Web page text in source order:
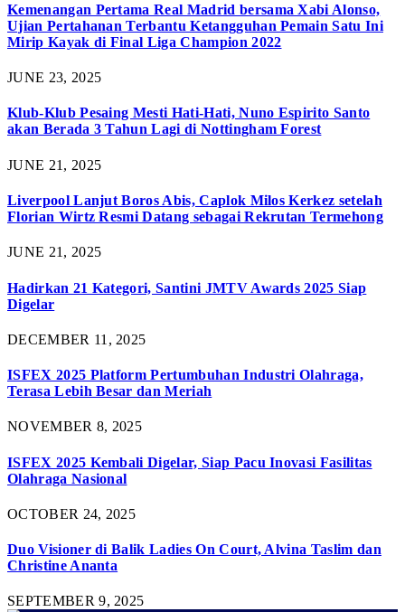
Kemenangan Pertama Real Madrid bersama Xabi Alonso,
Ujian Pertahanan Terbantu Ketangguhan Pemain Satu Ini
Mirip Kayak di Final Liga Champion 2022
JUNE 23, 2025
Klub-Klub Pesaing Mesti Hati-Hati, Nuno Espirito Santo
akan Berada 3 Tahun Lagi di Nottingham Forest
JUNE 21, 2025
Liverpool Lanjut Boros Abis, Caplok Milos Kerkez setelah
Florian Wirtz Resmi Datang sebagai Rekrutan Termehong
JUNE 21, 2025
Hadirkan 21 Kategori, Santini JMTV Awards 2025 Siap
Digelar
DECEMBER 11, 2025
ISFEX 2025 Platform Pertumbuhan Industri Olahraga,
Terasa Lebih Besar dan Meriah
NOVEMBER 8, 2025
ISFEX 2025 Kembali Digelar, Siap Pacu Inovasi Fasilitas
Olahraga Nasional
OCTOBER 24, 2025
Duo Visioner di Balik Ladies On Court, Alvina Taslim dan
Christine Ananta
SEPTEMBER 9, 2025